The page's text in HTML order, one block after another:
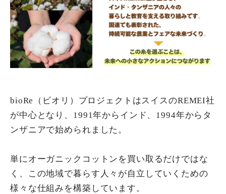
bioRe（ビオリ）プロジェクトはスイスのREMEI社
が中心となり、1991年からインド、1994年からタ
ンザニアで始められました。
単にオーガニックコットンを買い取るだけではな
く、この地域で暮らす人々が自立していくための
様々な仕組みを構築しています。